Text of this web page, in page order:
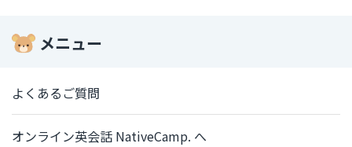
メニュー
よくあるご質問
オンライン英会話 NativeCamp. へ